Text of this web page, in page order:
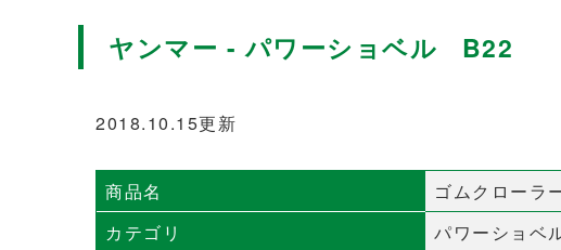
ヤンマー - パワーショベル B22
2018.10.15更新
商品名
ゴムクローラ
カテゴリ
パワーショベ